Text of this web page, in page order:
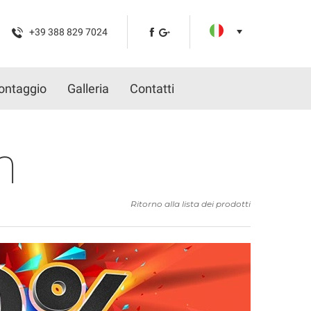
+39 388 829 7024
Galleria Contatti
Ritorno alla lista dei prodotti